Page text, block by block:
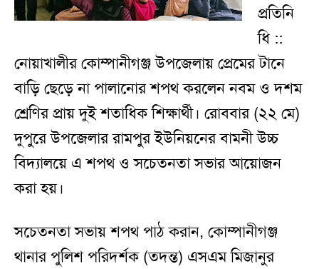
প্রতিনি
ধি ::
নোয়াখালীর কোম্পানীগঞ্জ উপজেলায় প্রেমের টানে
বাড়ি ছেড়ে না পালানোর শপথ করলেন নবম ও দশম
শ্রেণির প্রায় দুই শতাধিক শিক্ষার্থী। রোববার (২২ মে)
দুপুরে উপজেলার রামপুর ইউনিয়নের বামনী উচ্চ
বিদ্যালয়ে এ শপথ ও সচেতনতা সভার আয়োজন
করা হয়।
সচেতনতা সভায় শপথ পাঠ করান, কোম্পানীগঞ্জ
থানার পুলিশ পরিদর্শক (তদন্ত) এসএম মিজানুর